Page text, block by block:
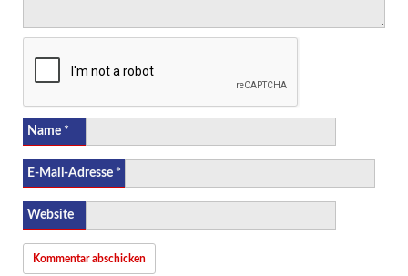
Name *
E-Mail-Adresse *
Website